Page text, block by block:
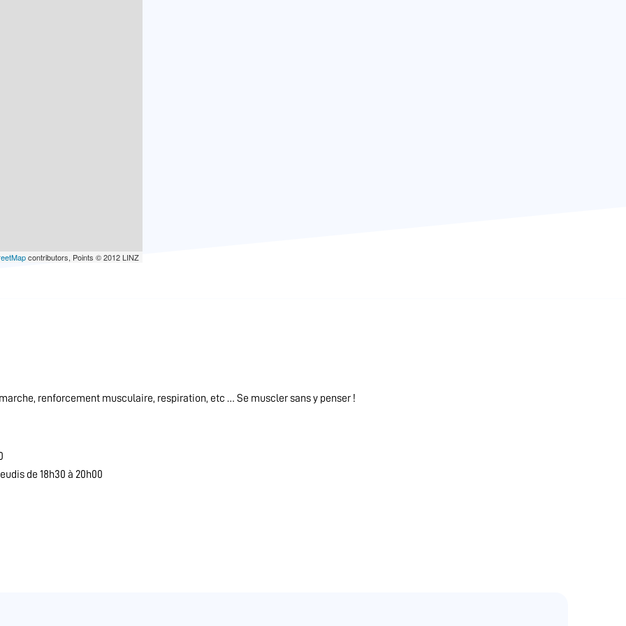
contributors, Points © 2012 LINZ
renforcement musculaire, respiration, etc … Se muscler sans y penser !
de 18h30 à 20h00